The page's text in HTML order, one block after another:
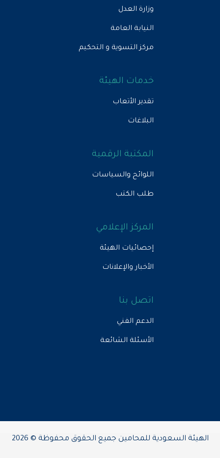
وزارة العدل
النيابة العامة
مركز التسوية و التحكيم
خدمات الهيئة
تقدير الأتعاب
البلاغات
المكتبة الرقمية
اللوائح والسياسات
طلب الكتب
المركز الإعلامي
إحصائيات الهيئة
الأخبار والإعلانات
اتصل بنا
الدعم الفني
الأسئلة الشائعة
الهيئة السعودية للمحامين جميع الحقوق محفوظة © 2026